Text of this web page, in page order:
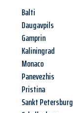
Balti
Daugavpils
Gamprin
Kaliningrad
Monaco
Panevezhis
Pristina
Sankt Petersburg